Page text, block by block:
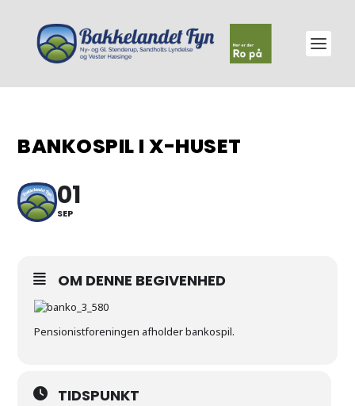
BANKOSPIL I X-HUSET
01
SEP
OM DENNE BEGIVENHED
Pensionistforeningen afholder bankospil.
TIDSPUNKT